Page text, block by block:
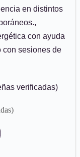
en distintos
con ayuda
con sesiones de
verificadas)